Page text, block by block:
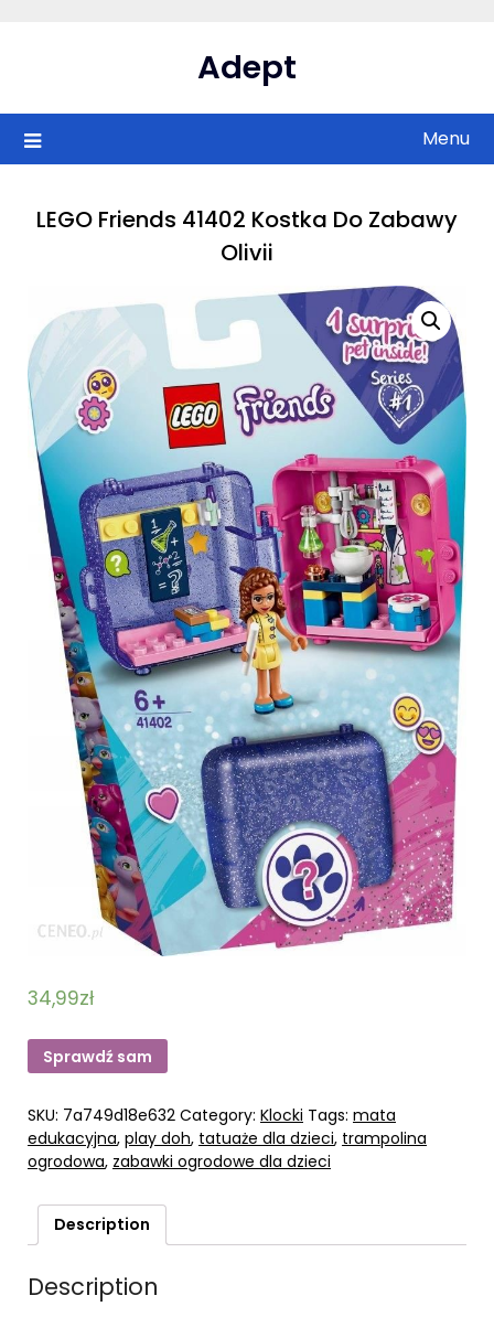
Adept
Menu
LEGO Friends 41402 Kostka Do Zabawy
Olivii
34,99zł
Sprawdź sam
SKU: 7a749d18e632 Category: Klocki Tags: mata
edukacyjna, play doh, tatuaże dla dzieci, trampolina
ogrodowa, zabawki ogrodowe dla dzieci
Description
Description